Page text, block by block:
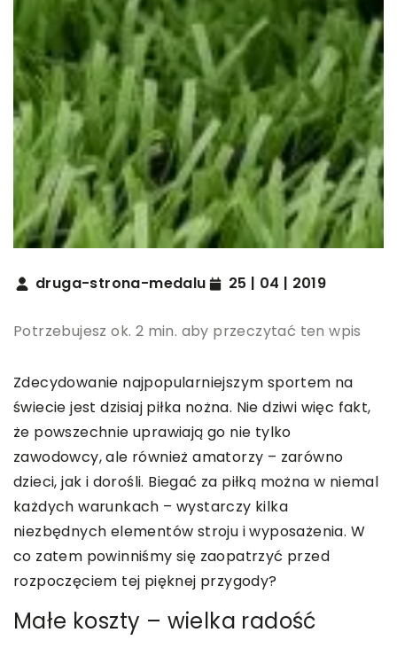
druga-strona-medalu 25 | 04 | 2019
Potrzebujesz ok. 2 min. aby przeczytać ten wpis
Zdecydowanie najpopularniejszym sportem na
świecie jest dzisiaj piłka nożna. Nie dziwi więc fakt,
że powszechnie uprawiają go nie tylko
zawodowcy, ale również amatorzy – zarówno
dzieci, jak i dorośli. Biegać za piłką można w niemal
każdych warunkach – wystarczy kilka
niezbędnych elementów stroju i wyposażenia. W
co zatem powinniśmy się zaopatrzyć przed
rozpoczęciem tej pięknej przygody?
Małe koszty – wielka radość